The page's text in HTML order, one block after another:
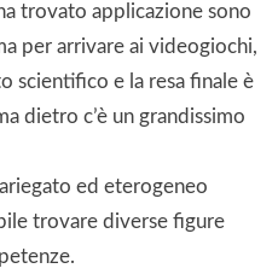
trovato applicazione sono
per arrivare ai videogiochi,
scientifico e la resa finale è
dietro c’è un grandissimo
ed eterogeneo
trovare diverse figure